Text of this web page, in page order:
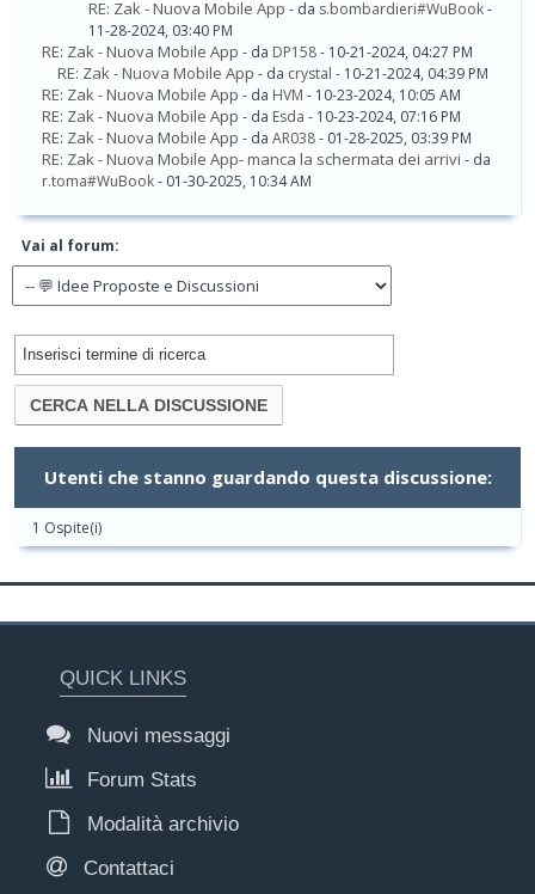
RE: Zak - Nuova Mobile App - da s.bombardieri#WuBook-
11-28-2024, 03:40 PM
RE: Zak - Nuova Mobile App - da DP158- 10-21-2024, 04:27 PM
RE: Zak - Nuova Mobile App - da crystal - 10-21-2024, 04:39 PM
RE: Zak - Nuova Mobile App - da HVM - 10-23-2024, 10:05 AM
RE: Zak - Nuova Mobile App - da Esda - 10-23-2024, 07:16 PM
RE: Zak - Nuova Mobile App - da AR038- 01-28-2025, 03:39 PM
RE: Zak - Nuova Mobile App- manca la schermata dei arrivi - da
r.toma#WuBook- 01-30-2025, 10:34 AM
Vai al forum:
Utenti che stanno guardando questa discussione:
1 Ospite(i)
QUICK LINKS
Nuovi messaggi
Forum Stats
Modalità archivio
Contattaci